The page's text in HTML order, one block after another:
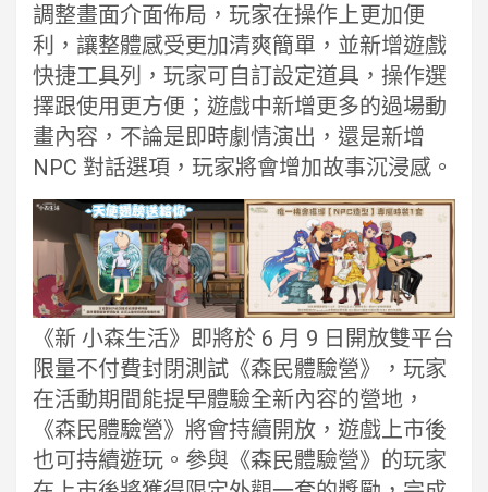
調整畫面介面佈局，玩家在操作上更加便
利，讓整體感受更加清爽簡單，並新增遊戲
快捷工具列，玩家可自訂設定道具，操作選
擇跟使用更方便；遊戲中新增更多的過場動
畫內容，不論是即時劇情演出，還是新增
NPC 對話選項，玩家將會增加故事沉浸感。
《新 小森生活》即將於 6 月 9 日開放雙平台
限量不付費封閉測試《森民體驗營》，玩家
在活動期間能提早體驗全新內容的營地，
《森民體驗營》將會持續開放，遊戲上市後
也可持續遊玩。參與《森民體驗營》的玩家